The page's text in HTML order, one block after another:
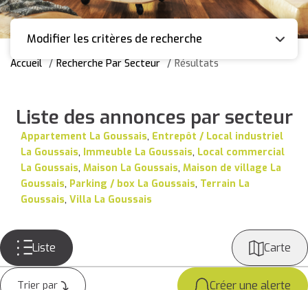
Modifier les critères de recherche
Accueil Recherche Par Secteur Résultats
Liste des annonces par secteur
Appartement La Goussais, Entrepôt / Local industriel
La Goussais, Immeuble La Goussais, Local commercial
La Goussais, Maison La Goussais, Maison de village La
Goussais, Parking / box La Goussais, Terrain La
Goussais, Villa La Goussais
Créer une alerte
Liste Carte